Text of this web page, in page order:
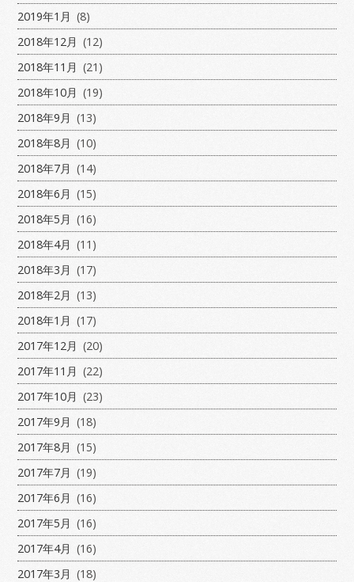
2019年1月 (8)
2018年12月 (12)
2018年11月 (21)
2018年10月 (19)
2018年9月 (13)
2018年8月 (10)
2018年7月 (14)
2018年6月 (15)
2018年5月 (16)
2018年4月 (11)
2018年3月 (17)
2018年2月 (13)
2018年1月 (17)
2017年12月 (20)
2017年11月 (22)
2017年10月 (23)
2017年9月 (18)
2017年8月 (15)
2017年7月 (19)
2017年6月 (16)
2017年5月 (16)
2017年4月 (16)
2017年3月 (18)